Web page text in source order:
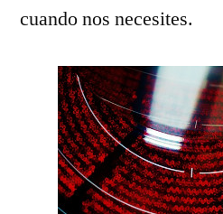
cuando nos necesites.